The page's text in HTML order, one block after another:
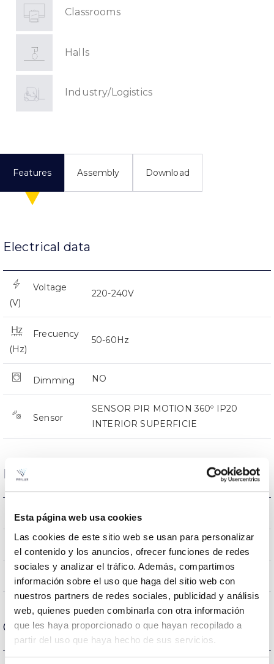
Esta página web usa cookies
Las cookies de este sitio web se usan para personalizar
el contenido y los anuncios, ofrecer funciones de redes
sociales y analizar el tráfico. Además, compartimos
información sobre el uso que haga del sitio web con
nuestros partners de redes sociales, publicidad y análisis
web, quienes pueden combinarla con otra información
que les haya proporcionado o que hayan recopilado a
partir del uso que haya hecho de sus servicios.
Classrooms
Halls
Industry/Logistics
Features Assembly Download
Electrical data
Voltage
(V)
220-240V
Frecuency
(Hz)
50-60Hz
Dimming NO
Sensor
SENSOR PIR MOTION 360º IP20
INTERIOR SUPERFICIE
Dimensions and Mounting
Measures
Mounting position Surface
Linkable NO
Optical data